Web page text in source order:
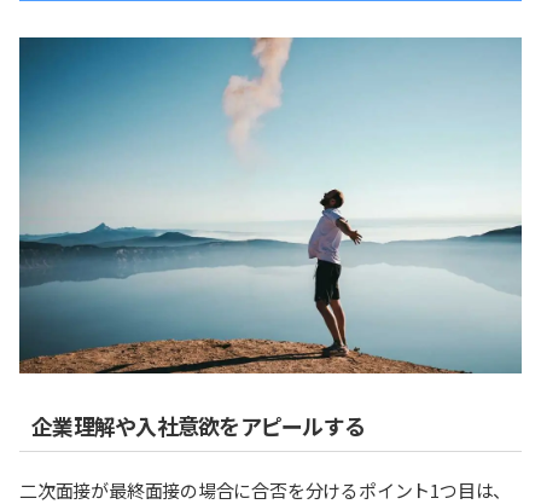
企業理解や入社意欲をアピールする
二次面接が最終面接の場合に合否を分けるポイント1つ目は、